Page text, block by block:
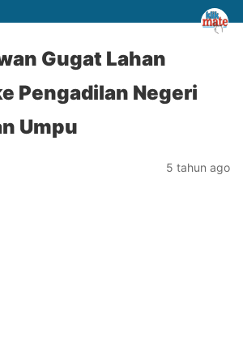
Gugat Lahan
Pengadilan Negeri
Umpu
5 tahun ago